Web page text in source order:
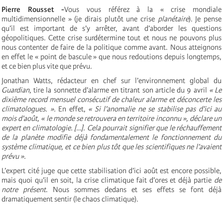
Pierre Rousset -Vous vous référez à la « crise mondiale
multidimensionnelle » (je dirais plutôt une crise planétaire). Je pense
qu’il est important de s’y arrêter, avant d’aborder les questions
géopolitiques. Cette crise surdétermine tout et nous ne pouvons plus
nous contenter de faire de la politique comme avant. Nous atteignons
en effet le « point de bascule » que nous redoutions depuis longtemps,
et ce bien plus vite que prévu.
Jonathan Watts, rédacteur en chef sur l’environnement global du
Guardian, tire la sonnette d’alarme en titrant son article du 9 avril « Le
dixième record mensuel consécutif de chaleur alarme et déconcerte les
climatologues. ». En effet, « Si l’anomalie ne se stabilise pas d’ici au
mois d’août, « le monde se retrouvera en territoire inconnu », déclare un
expert en climatologie. […]. Cela pourrait signifier que le réchauffement
de la planète modifie déjà fondamentalement le fonctionnement du
système climatique, et ce bien plus tôt que les scientifiques ne l’avaient
prévu ».
L’expert cité juge que cette stabilisation d’ici août est encore possible,
mais quoi qu’il en soit, la crise climatique fait d’ores et déjà partie de
notre
présent. Nous sommes dedans et ses effets se font déjà
dramatiquement sentir (le chaos climatique).